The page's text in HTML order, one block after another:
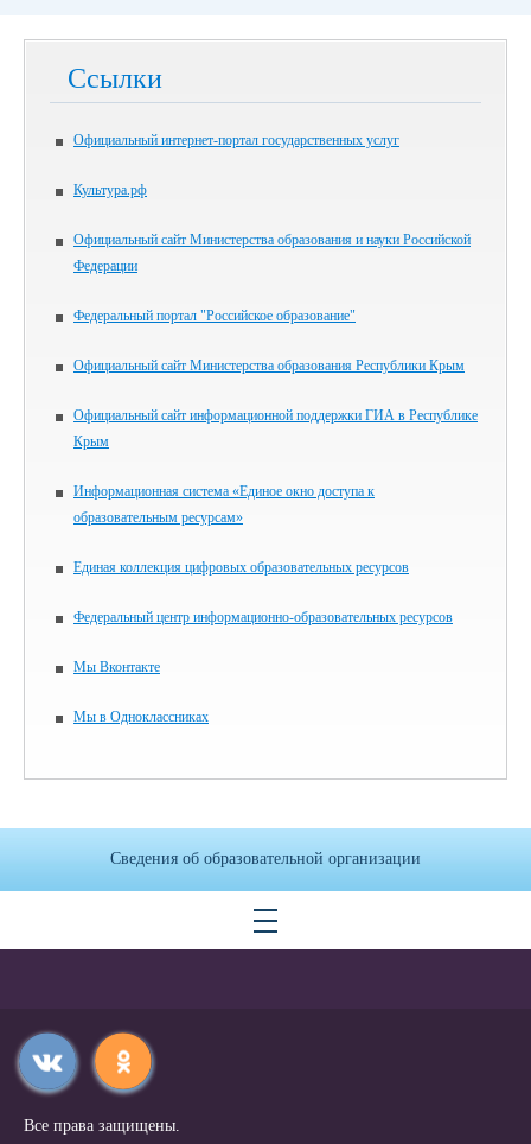
Ссылки
Официальный интернет-портал государственных услуг
Культура.рф
Официальный сайт Министерства образования и науки Российской
Федерации
Федеральный портал "Российское образование"
Официальный сайт Министерства образования Республики Крым
Официальный сайт информационной поддержки ГИА в Республике
Крым
Информационная система «Единое окно доступа к
образовательным ресурсам»
Единая коллекция цифровых образовательных ресурсов
Федеральный центр информационно-образовательных ресурсов
Мы Вконтакте
Мы в Одноклассниках
Сведения об образовательной организации
Все права защищены.